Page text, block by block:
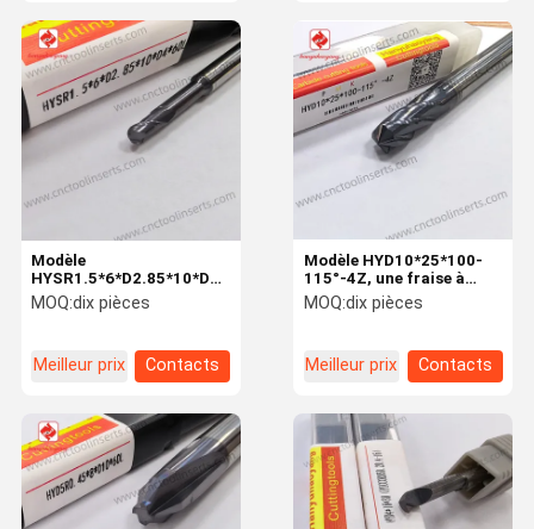
Modèle
HYSR1.5*6*D2.85*10*D4*60L,
fraise en bout
hémisphérique à 2
revêtement PVD, conçue
pour l'usinage de
précision 3D de
applications de petit
diamètre.
MOQ:dix pièces
Meilleur prix Contacts
Modèle HYD10*25*100-
115°-4Z, une fraise à
chanfreiner à 4 dents
avec revêtement PVD, est
pour le chanfreinage des
bords de pièces.
MOQ:dix pièces
Meilleur prix Contacts